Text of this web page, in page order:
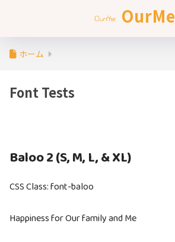
OurMe
ホーム
Font Tests
Baloo 2 (S, M, L, & XL)
CSS Class: font-baloo
Happiness for Our family and Me